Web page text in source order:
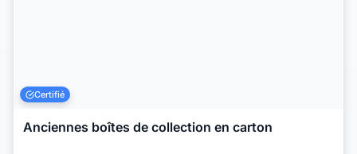
Certifié
Anciennes boîtes de collection en carton